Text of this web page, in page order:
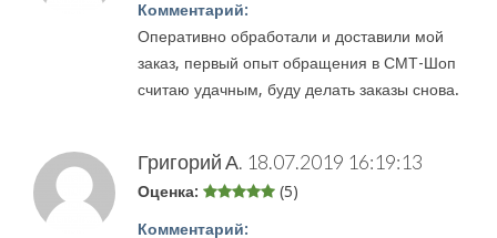
Комментарий:
Оперативно обработали и доставили мой
заказ, первый опыт обращения в СМТ-Шоп
считаю удачным, буду делать заказы снова.
Григорий А. 18.07.2019 16:19:13
Оценка: (5)
Комментарий: